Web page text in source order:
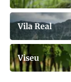
Vila Real
Viseu